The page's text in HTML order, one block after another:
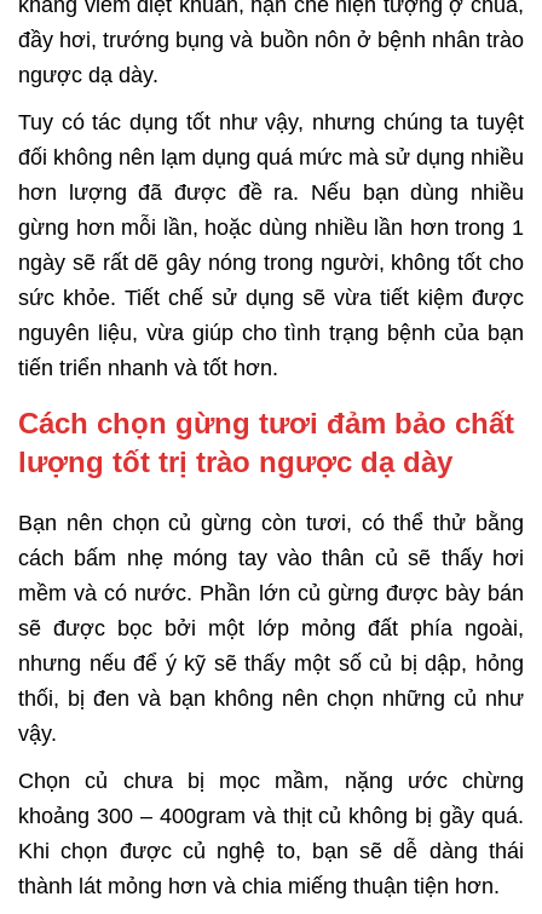
đầy hơi, trướng bụng và buồn nôn ở bệnh nhân trào
ngược dạ dày.
Tuy có tác dụng tốt như vậy, nhưng chúng ta tuyệt
đối không nên lạm dụng quá mức mà sử dụng nhiều
hơn lượng đã được đề ra. Nếu bạn dùng nhiều
gừng hơn mỗi lần, hoặc dùng nhiều lần hơn trong 1
ngày sẽ rất dẽ gây nóng trong người, không tốt cho
sức khỏe. Tiết chế sử dụng sẽ vừa tiết kiệm được
nguyên liệu, vừa giúp cho tình trạng bệnh của bạn
tiến triển nhanh và tốt hơn.
Cách chọn gừng tươi đảm bảo chất
lượng tốt trị trào ngược dạ dày
Bạn nên chọn củ gừng còn tươi, có thể thử bằng
cách bấm nhẹ móng tay vào thân củ sẽ thấy hơi
mềm và có nước. Phần lớn củ gừng được bày bán
sẽ được bọc bởi một lớp mỏng đất phía ngoài,
nhưng nếu để ý kỹ sẽ thấy một số củ bị dập, hỏng
thối, bị đen và bạn không nên chọn những củ như
vậy.
Chọn củ chưa bị mọc mầm, nặng ước chừng
khoảng 300 – 400gram và thịt củ không bị gầy quá.
Khi chọn được củ nghệ to, bạn sẽ dễ dàng thái
thành lát mỏng hơn và chia miếng thuận tiện hơn.